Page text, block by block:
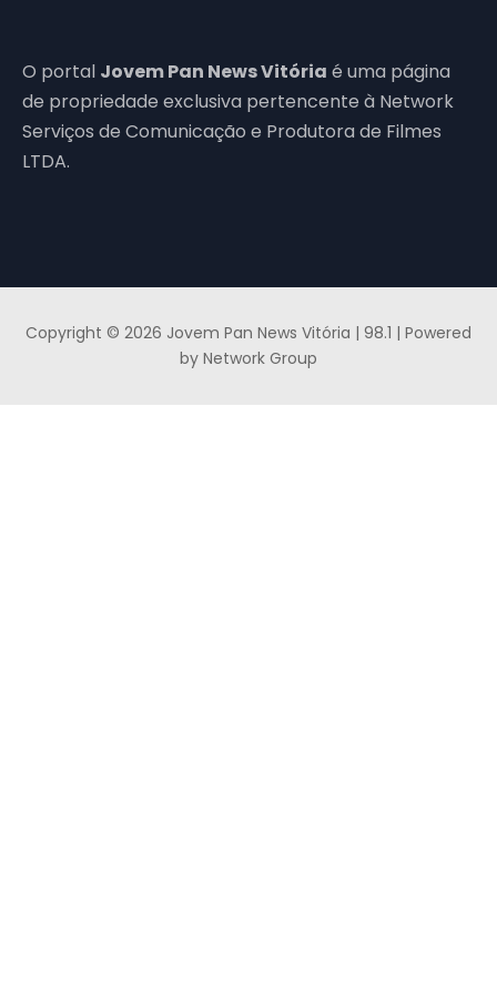
O portal Jovem Pan News Vitória é uma página
de propriedade exclusiva pertencente à Network
Serviços de Comunicação e Produtora de Filmes
LTDA.
Copyright © 2026 Jovem Pan News Vitória | 98.1 | Powered
by Network Group